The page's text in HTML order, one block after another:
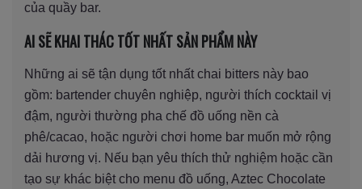
của quầy bar.
AI SẼ KHAI THÁC TỐT NHẤT SẢN PHẨM NÀY
Những ai sẽ tận dụng tốt nhất chai bitters này bao
gồm: bartender chuyên nghiệp, người thích cocktail vị
đậm, người thường pha chế đồ uống nền cà
phê/cacao, hoặc người chơi home bar muốn mở rộng
dải hương vị. Nếu bạn yêu thích thử nghiệm hoặc cần
tạo sự khác biệt cho menu đồ uống, Aztec Chocolate